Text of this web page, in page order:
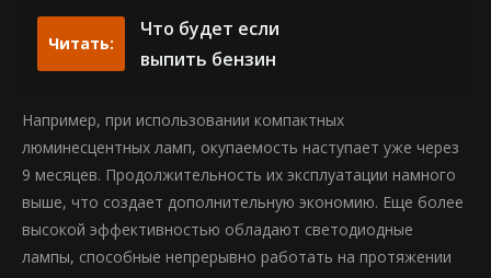
Читать:
Что будет если
выпить бензин
Например, при использовании компактных
люминесцентных ламп, окупаемость наступает уже через
9 месяцев. Продолжительность их эксплуатации намного
выше, что создает дополнительную экономию. Еще более
высокой эффективностью обладают светодиодные
лампы, способные непрерывно работать на протяжении